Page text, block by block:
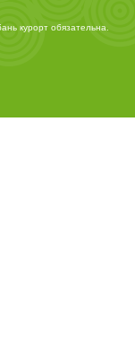
курортобязательна.